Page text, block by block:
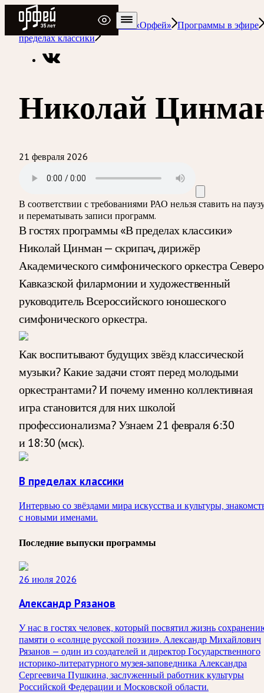
Радио Орфей
Радио классической музыки «Орфей» Программы в эфире
пределах классики
Николай
21 февраля 2026
В соответствии с требованиями РАО нельзя ставить на
и перематывать записи программ.
В гостях программы «В пределах классики»
Николай Цинман — скрипач, дирижёр
Академического симфонического оркестра
Кавказской филармонии и художественный
руководитель Всероссийского юношеского
симфонического оркестра.
Как воспитывают будущих звёзд классической
музыки? Какие задачи стоят перед молодыми
оркестрантами? И почему именно коллективная
игра становится для них школой
профессионализма? Узнаем 21 февраля 6:30
и 18:30 (мск).
В пределах классики
Интервью со звёздами мира искусства и культуры,
с новыми именами.
Последние выпуски программы
26 июля 2026
Александр Рязанов
У нас в гостях человек, который посвятил жизнь
памяти о «солнце русской поэзии». Александр Михайлович
Рязанов — один из создателей и директор Государственного
историко‑литературного музея‑заповедника Александра
Сергеевича Пушкина, заслуженный работник культуры
Российской Федерации и Московской области.